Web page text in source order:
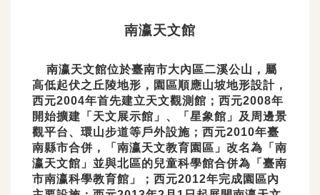
南瀛天文館
南瀛天文館位於臺南市大內區二溪公山，屬
高低起伏之丘陵地形，園區順應山坡地形設計，
西元2004年首先建立天文觀測館；西元2008年
開始擴建「天文展示館」、「星象館」及周邊景
觀平台、環山步道等戶外設施；西元2010年臺
南縣市合併，「南瀛天文教育園區」改名為「南
瀛天文館」並與北區的兒童科學館合併為「臺南
市南瀛科學教育館」；西元2012年完成園區內